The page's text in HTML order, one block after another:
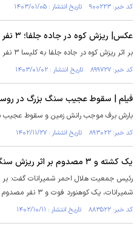
کد خبر: ۹۰۰۲۲۳ تاریخ انتشار : ۱۴۰۳/۰۱/۰۵
عکس| ریزش کوه در جاده جلفا؛ ۳ نفر مصدوم شدند
بر اثر ریزش کوه در جاده جلفا به کلیسا ۳ نفر مصدوم شدند.
کد خبر: ۸۹۹۷۲۷ تاریخ انتشار : ۱۴۰۳/۰۱/۰۲
فیلم | سقوط عجیب سنگ بزرگ در
بارش برف موجب رانش زمین و سقوط عجیب
کد خبر: ۸۹۳۰۲۲ تاریخ انتشار : ۱۴۰۲/۱۱/۲۷
یک کشته و ۳ مصدوم بر اثر ریزش سنگ در ارتفاعات آهار+عکس
رئیس جمعیت هلال احمر شمیرانات گفت: بر
شمیرانات، یک کوهنورد فوت و ۳ نفر مصدوم شدند.
کد خبر: ۸۸۳۵۲۲ تاریخ انتشار : ۱۴۰۲/۱۰/۱۱